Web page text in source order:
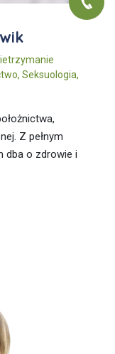
, Seksuologia,
Z pełnym
dba o zdrowie i